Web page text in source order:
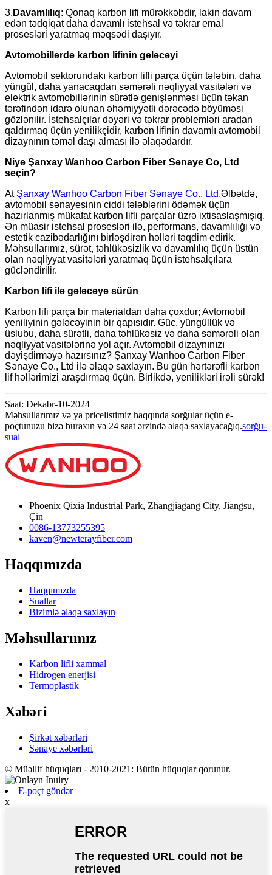
3. Davamlılıq: Qonaq karbon lifi mürəkkəbdir, lakin davam
edən tədqiqat daha davamlı istehsal və təkrar emal
prosesləri yaratmaq məqsədi daşıyır.
Avtomobillərdə karbon lifinin gələcəyi
Avtomobil sektorundakı karbon lifli parça üçün tələbin, daha
yüngül, daha yanacaqdan səmərəli nəqliyyat vasitələri və
elektrik avtomobillərinin sürətlə genişlənməsi üçün təkan
tərəfindən idarə olunan əhəmiyyətli dərəcədə böyüməsi
gözlənilir. İstehsalçılar dəyəri və təkrar problemləri aradan
qaldırmaq üçün yenilikçidir, karbon lifinin davamlı avtomobil
dizaynının təməl daşı alması ilə əlaqədardır.
Niyə Şanxay Wanhoo Carbon Fiber Sənaye Co, Ltd
seçin?
At Şanxay Wanhoo Carbon Fiber Sənaye Co., Ltd.Əlbətdə,
avtomobil sənayesinin ciddi tələblərini ödəmək üçün
hazırlanmış mükafat karbon lifli parçalar üzrə ixtisaslaşmışıq.
Ən müasir istehsal prosesləri ilə, performans, davamlılığı və
estetik cazibədarlığını birləşdirən həlləri təqdim edirik.
Məhsullarımız, sürət, təhlükəsizlik və davamlılıq üçün üstün
olan nəqliyyat vasitələri yaratmaq üçün istehsalçılara
gücləndirilir.
Karbon lifi ilə gələcəyə sürün
Karbon lifi parça bir materialdan daha çoxdur; Avtomobil
yeniliyinin gələcəyinin bir qapısıdır. Güc, yüngüllük və
üslubu, daha sürətli, daha təhlükəsiz və daha səmərəli olan
nəqliyyat vasitələrinə yol açır. Avtomobil dizaynınızı
dəyişdirməyə hazırsınız? Şanxay Wanhoo Carbon Fiber
Sənaye Co., Ltd ilə əlaqə saxlayın. Bu gün hərtərəfli karbon
lif həllərimizi araşdırmaq üçün. Birlikdə, yenilikləri irəli sürək!
Saat: Dekabr-10-2024
Məhsullarımız və ya pricelistimiz haqqında sorğular üçün e-
poçtunuzu bizə buraxın və 24 saat ərzində əlaqə saxlayacağıq.sorğu-
sual
Phoenix Qixia Industrial Park, Zhangjiagang City, Jiangsu,
Çin
0086-13773255395
kaven@newterayfiber.com
Haqqımızda
Haqqımızda
Suallar
Bizimlə əlaqə saxlayın
Məhsullarımız
Karbon lifli xammal
Hidrogen enerjisi
Termoplastik
Xəbəri
Şirkət xəbərləri
Sənaye xəbərləri
© Müəllif hüquqları - 2010-2021: Bütün hüquqlar qorunur.
E-poçt göndər
x